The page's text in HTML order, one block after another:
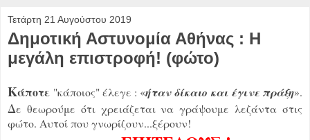
Τετάρτη 21 Αυγούστου 2019
Δημοτική Αστυνομία Αθήνας : Η
μεγάλη επιστροφή! (φώτο)
Κάποτε "κάποιος" έλεγε : «ήταν δίκαιο και έγινε πράξη».
Δε θεωρούμε ότι χρειάζεται να γράψουμε λεζάντα στις
φώτο. Αυτοί που γνωρίζουν...ξέρουν!